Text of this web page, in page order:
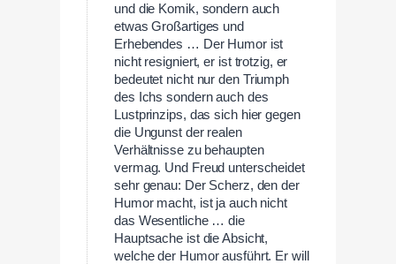
und die Komik, sondern auch
etwas Großartiges und
Erhebendes … Der Humor ist
nicht resigniert, er ist trotzig, er
bedeutet nicht nur den Triumph
des Ichs sondern auch des
Lustprinzips, das sich hier gegen
die Ungunst der realen
Verhältnisse zu behaupten
vermag. Und Freud unterscheidet
sehr genau: Der Scherz, den der
Humor macht, ist ja auch nicht
das Wesentliche … die
Hauptsache ist die Absicht,
welche der Humor ausführt. Er will